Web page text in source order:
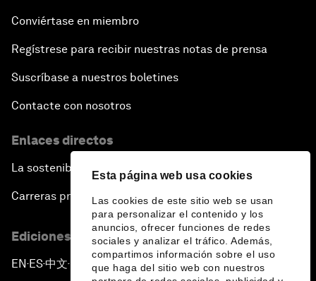
Esta página web usa cookies
Las cookies de este sitio web se usan
para personalizar el contenido y los
anuncios, ofrecer funciones de redes
sociales y analizar el tráfico. Además,
compartimos información sobre el uso
que haga del sitio web con nuestros
Conviértase en miembro
Regístrese para recibir nuestras notas de prensa
Suscríbase a nuestros boletines
Contacte con nosotros
Enlaces directos
La sostenibilidad en el Foro
Carreras profesionales
Ediciones en otros idiomas
EN ▪ES▪中文▪ 日本語